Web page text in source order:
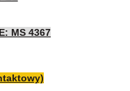
MS 4367